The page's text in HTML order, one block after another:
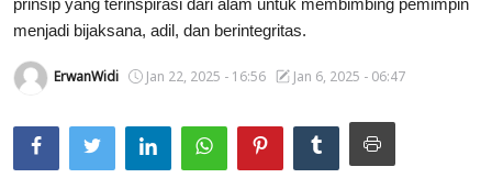
Alam Bali
Seni
Kisah
prinsip yang terinspirasi dari alam untuk membimbing pemimpin
menjadi bijaksana, adil, dan berintegritas.
ErwanWidi Jan 22, 2025 - 16:56 Jan 6, 2025 - 06:47